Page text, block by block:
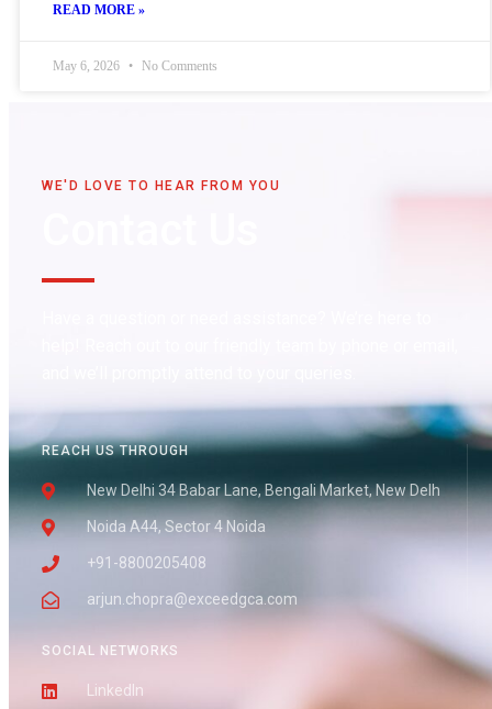
READ MORE »
May 6, 2026 No Comments
WE'D LOVE TO HEAR FROM YOU
REACH US THROUGH
New Delhi 34 Babar Lane, Bengali Market, New Delh
Noida A44, Sector 4 Noida
+91-8800205408
arjun.chopra@exceedgca.com
SOCIAL NETWORKS
LinkedIn